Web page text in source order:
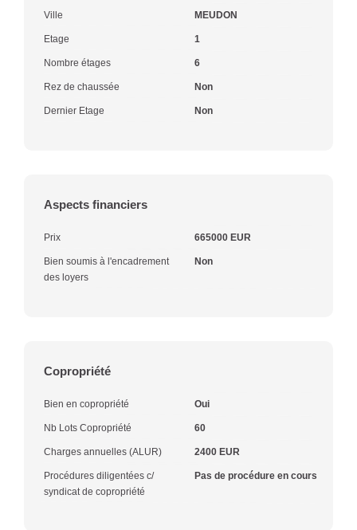
Ville MEUDON
Etage 1
Nombre étages 6
Rez de chaussée Non
Dernier Etage Non
Aspects financiers
Prix 665000 EUR
Bien soumis à l'encadrement
des loyers
Non
Copropriété
Bien en copropriété Oui
Nb Lots Copropriété 60
Charges annuelles (ALUR) 2400 EUR
Procédures diligentées c/
syndicat de copropriété
Pas de procédure en cours